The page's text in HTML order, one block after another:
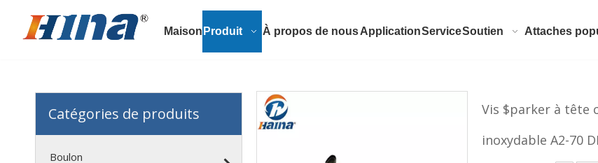
Maison Produit À propos de nousApplicationServiceSoutien Attaches
Catégories de produits
Boulon
Vis $parker à tête
inoxydable A2-70